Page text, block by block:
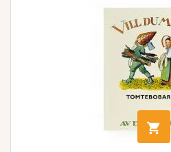
